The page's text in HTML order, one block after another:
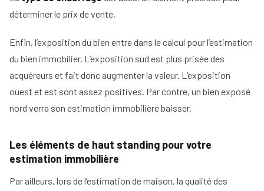
déterminer le prix de vente.
Enfin, l’exposition du bien entre dans le calcul pour l’estimation
du bien immobilier. L’exposition sud est plus prisée des
acquéreurs et fait donc augmenter la valeur. L’exposition
ouest et est sont assez positives. Par contre, un bien exposé
nord verra son estimation immobilière baisser.
Les éléments de haut standing pour votre
estimation immobilière
Par ailleurs, lors de l’estimation de maison, la qualité des